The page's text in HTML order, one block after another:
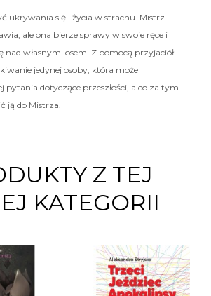
ukrywania się i życia w strachu. Mistrz
ale ona bierze sprawy w swoje ręce i
własnym losem. Z pomocą przyjaciół
jedynej osoby, która może
pytania dotyczące przeszłości, a co za tym
ją do Mistrza.
Z TEJ
KATEGORII